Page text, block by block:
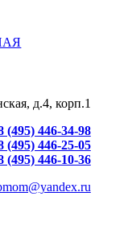
д.4, корп.1
(495) 446-34-98
(495) 446-25-05
(495) 446-10-36